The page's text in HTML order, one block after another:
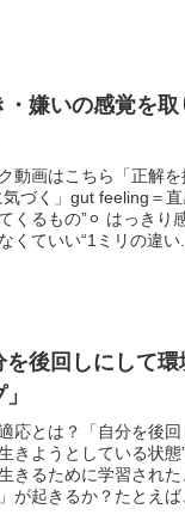
・嫌いの感覚を
動画はこちら「正解
気づく」gut feeling＝
くるもの”⚪︎ はっきり
くていい“1ミリの違い...
を後回しにして
応とは？「自分を後
きようとしている状
きるために学習され
が起きるか？たとえば